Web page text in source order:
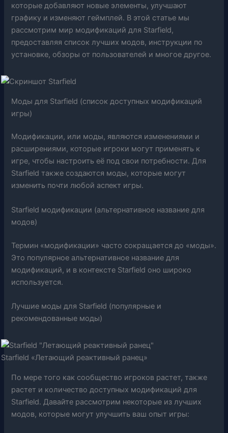
которые добавляют новые элементы, улучшают
графику и изменяют геймплей. В этой статье мы
рассмотрим мир модификаций для Starfield,
предоставляя список лучших модов, инструкции по
установке, обзоры от пользователей и многое другое.
Моды для Starfield (список доступных модификаций
игры)
Модификации, или моды, являются изменениями и
расширениями, которые игроки могут применять к
игре, чтобы настроить её под свои потребности. Для
Starfield также создаются моды, которые могут
изменить почти любой аспект игры.
Starfield модификации (альтернативное название для
модов)
Термин «модификации» часто сокращается до «моды».
Это популярное альтернативное название для
модификаций, и в контексте Starfield оно широко
используется.
Лучшие моды для Starfield (популярные и
рекомендованные моды)
Starfield «Летающий реактивный ранец»
По мере того как сообщество игроков растет, также
растет и количество доступных модификаций для
Starfield. Давайте рассмотрим некоторые из лучших
модов, которые могут улучшить ваш опыт игры: